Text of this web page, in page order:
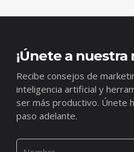
¡Únete a
Recibe consejos de
inteligencia artificial y
ser más productivo. Únete
paso adelante.